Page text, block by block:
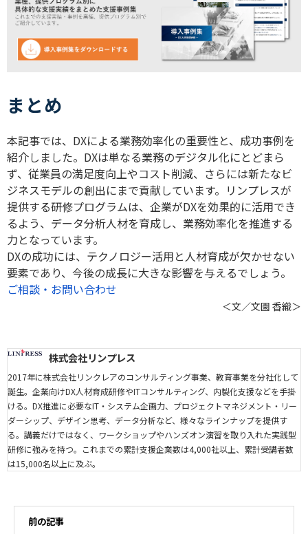
まとめ
本記事では、DXによる業務効率化の重要性と、成功事例を
紹介しました。DXは単なる業務のデジタル化にとどまら
ず、従業員の満足度向上やコスト削減、さらには新たなビ
ジネスモデルの創出にまで貢献しています。リンプレスが
提供する研修プログラムは、企業がDXを効果的に活用でき
るよう、データ分析人材を育成し、業務効率化を推進する
力となっています。
DXの成功には、テクノロジー活用と人材育成が欠かせない
要素であり、今後の成長に大きな影響を与えるでしょう。
ご相談・お問い合わせ
＜文／文園 香織＞
株式会社リンプレス
2017年に株式会社リンクレアのコンサルティング事業、教育事業を分社化して
誕生。企業向けDX人材育成研修やITコンサルティング、内製化支援などを手掛
ける。DX推進に必要なIT・システム企画力、プロジェクトマネジメント・リー
ダーシップ、デザイン思考、データ分析など、様々なラインナップを提供す
る。講義だけではなく、ワークショップやハンズオン演習を取り入れた実践型
研修に強みを持つ。これまでの累計支援企業数は4,000社以上、累計受講者数
は15,000名以上に及ぶ。
前の記事